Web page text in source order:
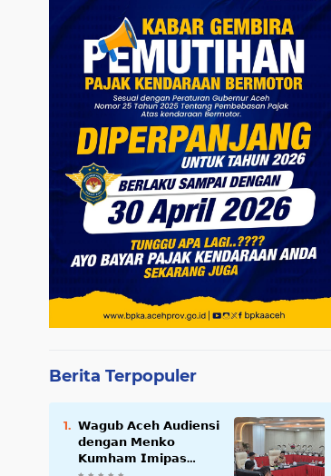
Berita Terpopuler
𝗪𝗮𝗴𝘂𝗯 𝗔𝗰𝗲𝗵 𝗔𝘂𝗱𝗶𝗲𝗻𝘀𝗶
𝗱𝗲𝗻𝗴𝗮𝗻 𝗠𝗲𝗻𝗸𝗼
𝗞𝘂𝗺𝗵𝗮𝗺 𝗜𝗺𝗶𝗽𝗮𝘀